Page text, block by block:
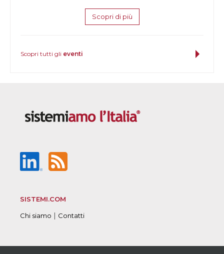
Scopri di più
Scopri tutti gli eventi
SISTEMI.COM
Chi siamo | Contatti